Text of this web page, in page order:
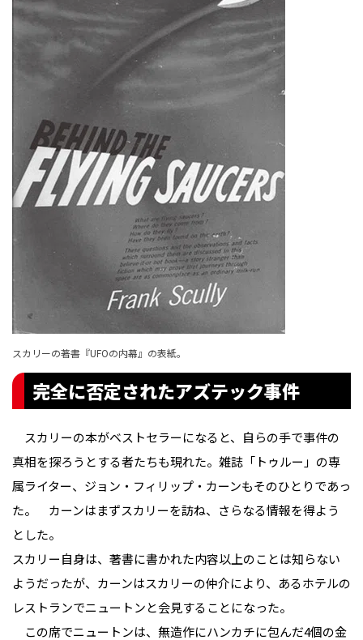
スカリーの著書『UFOの内幕』の表紙。
完全に否定されたアズテック事件
スカリーの本がベストセラーになると、自らの手で事件の
真相を探ろうとする者たちも現れた。雑誌「トゥルー」の専
属ライター、ジョン・フィリップ・カーンもそのひとりであっ
た。 カーンはまずスカリーを訪ね、さらなる情報を得よう
とした。
スカリー自身は、著書に書かれた内容以上のことは知らない
ようだったが、カーンはスカリーの仲介により、あるホテルの
レストランでニュートンと会見することになった。
この席でニュートンは、無造作にハンカチに包んだ4個の金